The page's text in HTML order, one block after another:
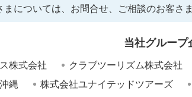
については、お問合せ、ご相談のお客さ
当社グループ
株式会社 クラブツーリズム株式会社
縄
株式会社ユナイテッドツアーズ